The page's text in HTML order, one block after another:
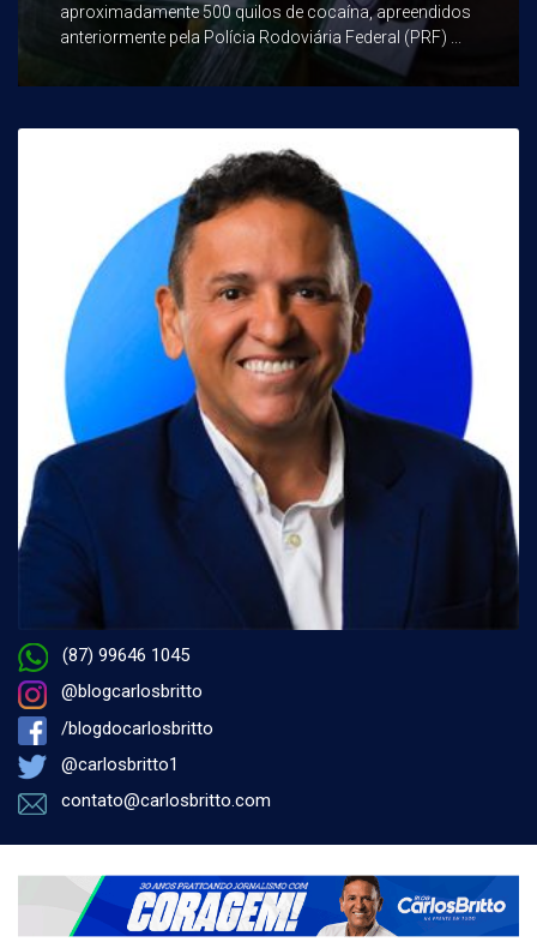
aproximadamente 500 quilos de cocaína, apreendidos
anteriormente pela Polícia Rodoviária Federal (PRF) ...
(87) 99646 1045
@blogcarlosbritto
/blogdocarlosbritto
@carlosbritto1
contato@carlosbritto.com